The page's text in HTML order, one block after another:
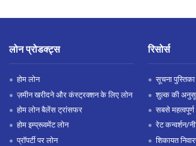
लोन प्रोडक्ट्स
होम लोन
ज़मीन खरीदने और कंस्ट्रक्शन के लिए लोन
होम लोन बैलेंस ट्रांसफर
होम इम्प्रूवमेंट लोन
प्रॉपर्टी पर लोन
रिसोर्स
सूचना पुस्तिका
शुल्क की
सबसे महत्वपूर्ण
रेट कन्वर्शन/
शिकायत